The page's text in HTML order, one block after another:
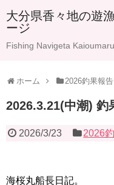
大分県香々地の遊
ージ
Fishing Navigeta Kaioumaru
ホーム 2026釣果報告
2026.3.21(中潮) 釣
2026/3/23 2026
海桜丸船長日記。